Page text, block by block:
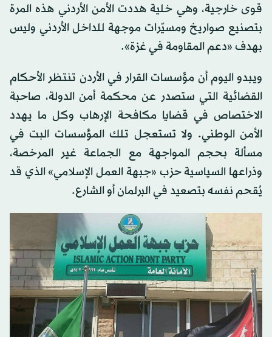
قوى خارجية، وهي خلية هددت الأمن الأردني هذه المرة
بتصنيع صواريخ ومسيّرات موجهة للداخل الأردني وليس
بهدف «دعم المقاومة في غزة».
ويبدو اليوم أن مؤسسات القرار في الأردن تنتظر الأحكام
القضائية التي ستصدر عن محكمة أمن الدولة، صاحبة
الاختصاص في قضايا مكافحة الإرهاب وكل ما يهدد
الأمن الوطني. ولا تستعجل تلك المؤسسات البت في
مسألة بحجم المواجهة مع الجماعة غير المرخصة،
وذراعها السياسية حزب «جبهة العمل الإسلامي» الذي قد
يُقحم نفسه بتصعيد في البرلمان أو الشارع.